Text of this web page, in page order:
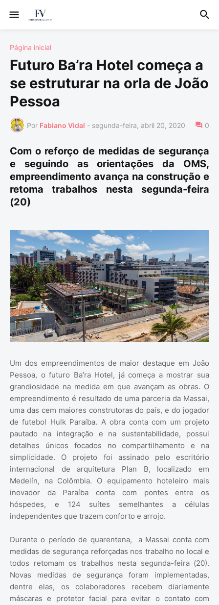
Página inicial
Futuro Ba’ra Hotel começa a
se estruturar na orla de João
Pessoa
Por Fabiano Vidal - segunda-feira, abril 20, 2020 0
Com o reforço de medidas de segurança
e seguindo as orientações da OMS,
empreendimento avança na construção e
retoma trabalhos nesta segunda-feira
(20)
Um dos empreendimentos de maior destaque em João
Pessoa, o futuro Ba’ra Hotel, já começa a mostrar sua
grandiosidade na medida em que avançam as obras. O
empreendimento é resultado de uma parceria da Massai,
uma das cem maiores construtoras do país, e do jogador
de futebol Hulk Paraíba. A obra conta com um projeto
pautado na integração e na sustentabilidade, possui
detalhes únicos focados no compartilhamento e na
simplicidade. O projeto foi assinado pelo escritório
internacional de arquitetura Plan B, localizado em
Medelín, na Colômbia. O equipamento hoteleiro mais
inovador da Paraíba conta com pontes entre os
hóspedes, e 124 suítes semelhantes a células
independentes que trazem conforto e arrojo.
Durante o período de quarentena, a Massai conta com
medidas de segurança reforçadas nos trabalho no local e
todos retomam os trabalhos nesta segunda-feira (20).
Novas medidas de segurança foram implementadas,
dentre elas, os colaboradores recebem diariamente
máscaras e protetor facial para evitar o contato com